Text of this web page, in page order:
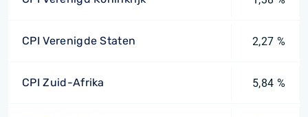
CPI Verenigde Staten 2,27 %
CPI Zuid-Afrika 5,84 %